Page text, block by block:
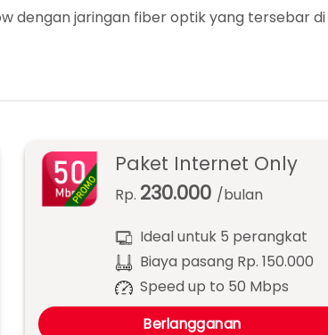
dengan jaringan fiber optik yang tersebar
Paket Internet Only
Rp. 230.000 /bulan
Ideal untuk 5 perangkat
Biaya pasang Rp. 150.000
Speed up to 50 Mbps
Berlangganan